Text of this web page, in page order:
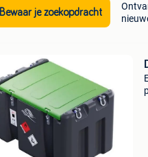
Bewaar je zoekopdracht